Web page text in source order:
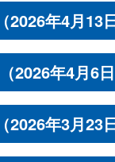
2026年4月13
2026年4月6日
2026年3月23